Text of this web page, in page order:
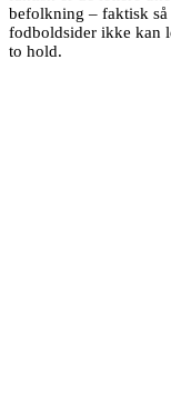
befolkning – faktisk så
fodboldsider ikke kan
to hold.